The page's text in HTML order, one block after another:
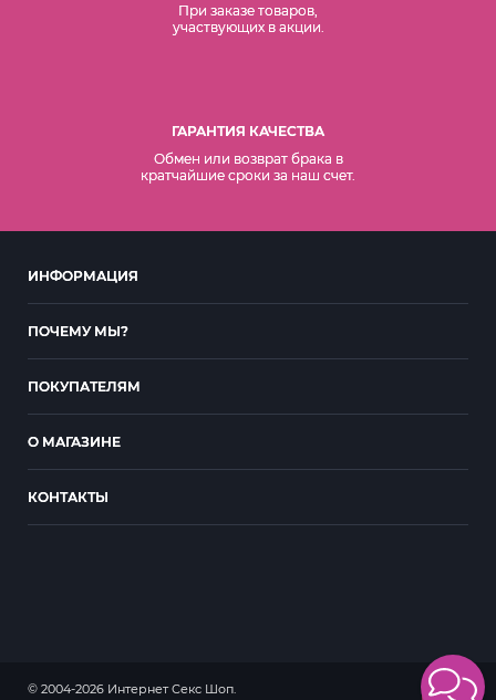
При заказе товаров,
участвующих в акции.
ГАРАНТИЯ КАЧЕСТВА
Обмен или возврат брака в
кратчайшие сроки за наш счет.
ИНФОРМАЦИЯ
ПОЧЕМУ МЫ?
ПОКУПАТЕЛЯМ
О МАГАЗИНЕ
КОНТАКТЫ
© 2004-2026 Интернет Секс Шоп.